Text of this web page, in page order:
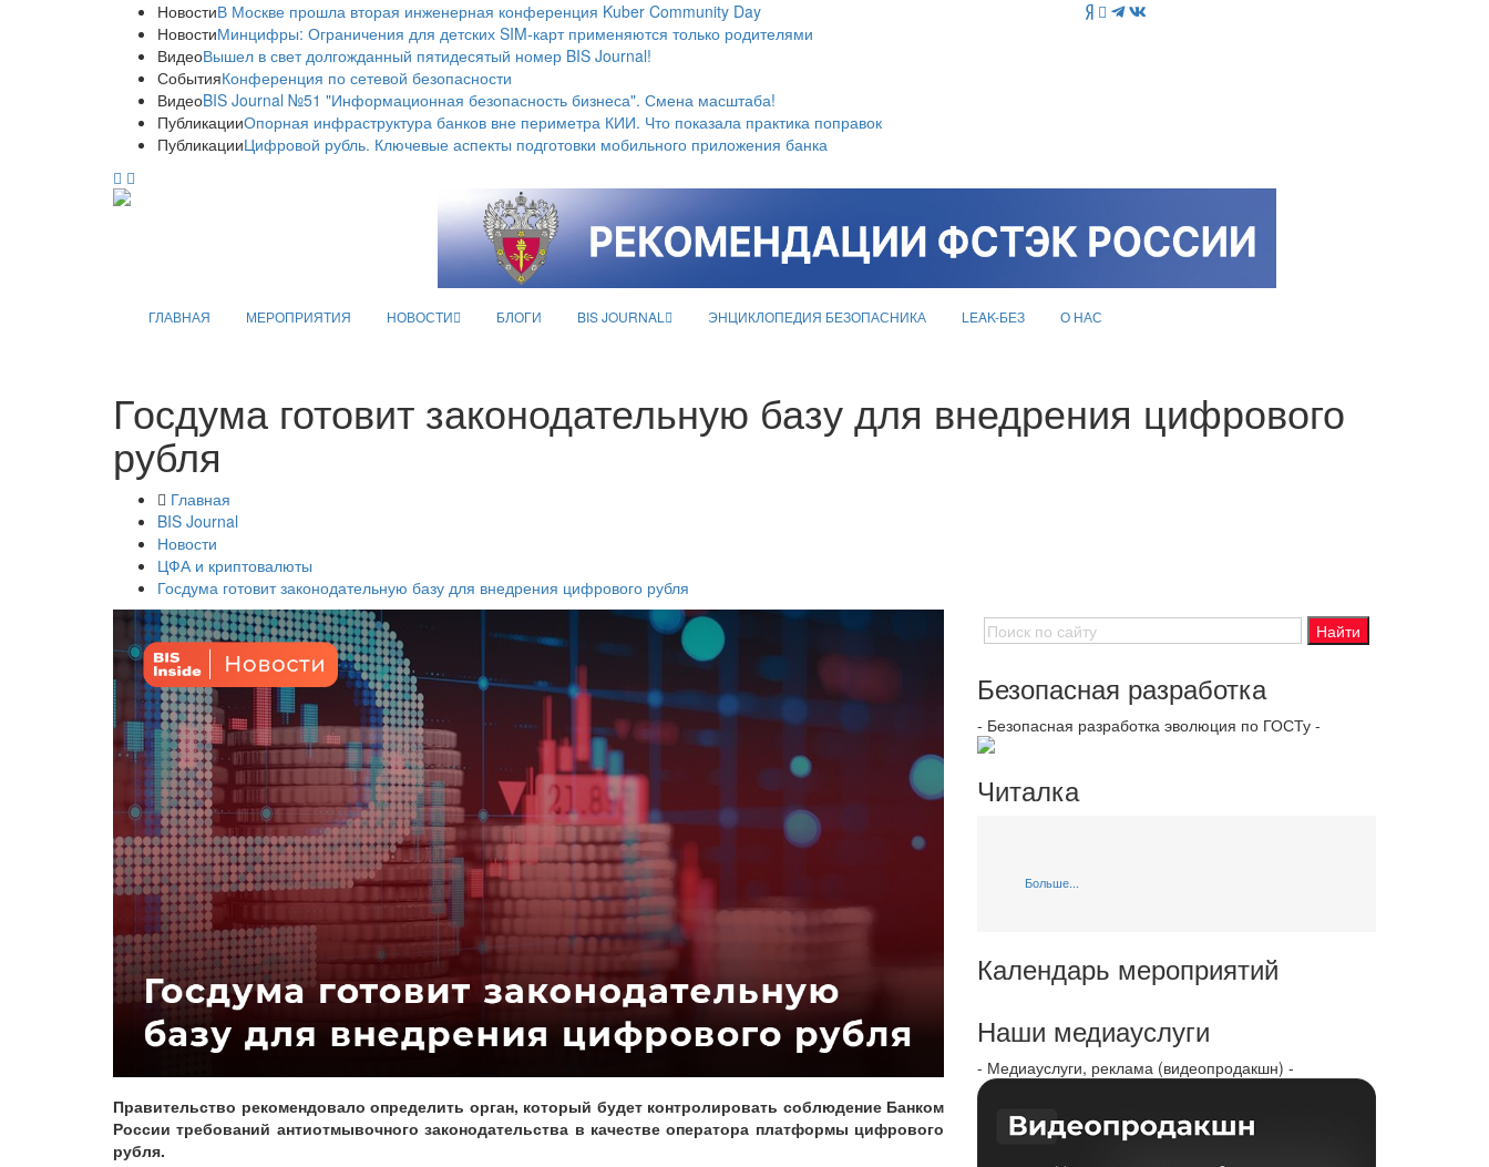
НовостиВ Москве прошла вторая инженерная конференция Kuber Community Day
НовостиМинцифры: Ограничения для детских SIM-карт применяются только родителями
ВидеоВышел в свет долгожданный пятидесятый номер BIS Journal!
СобытияКонференция по сетевой безопасности
ВидеоBIS Journal №51 "Информационная безопасность бизнеса". Смена масштаба!
ПубликацииОпорная инфраструктура банков вне периметра КИИ. Что показала практика поправок
ПубликацииЦифровой рубль. Ключевые аспекты подготовки мобильного приложения банка
ГЛАВНАЯ МЕРОПРИЯТИЯ НОВОСТИ БЛОГИ BIS JOURNAL ЭНЦИКЛОПЕДИЯ БЕЗОПАСНИКА LEAK-БЕЗ О НАС
Госдума готовит законодательную базу для внедрения цифрового
рубля
Главная
BIS Journal
Новости
ЦФА и криптовалюты
Госдума готовит законодательную базу для внедрения цифрового рубля
Правительство рекомендовало определить орган, который будет контролировать соблюдение Банком
России требований антиотмывочного законодательства в качестве оператора платформы цифрового
рубля.
Безопасная разработка
- Безопасная разработка эволюция по ГОСТу -
Читалка
Больше...
Календарь мероприятий
Наши медиауслуги
- Медиауслуги, реклама (видеопродакшн) -